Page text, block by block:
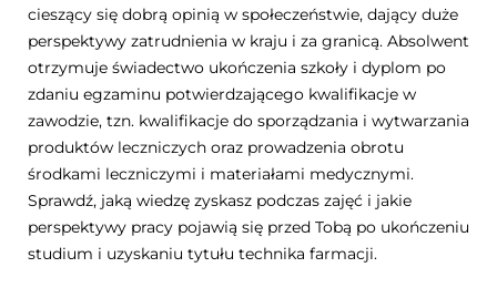
cieszący się dobrą opinią w społeczeństwie, dający duże
perspektywy zatrudnienia w kraju i za granicą. Absolwent
otrzymuje świadectwo ukończenia szkoły i dyplom po
zdaniu egzaminu potwierdzającego kwalifikacje w
zawodzie, tzn. kwalifikacje do sporządzania i wytwarzania
produktów leczniczych oraz prowadzenia obrotu
środkami leczniczymi i materiałami medycznymi.
Sprawdź, jaką wiedzę zyskasz podczas zajęć i jakie
perspektywy pracy pojawią się przed Tobą po ukończeniu
studium i uzyskaniu tytułu technika farmacji.